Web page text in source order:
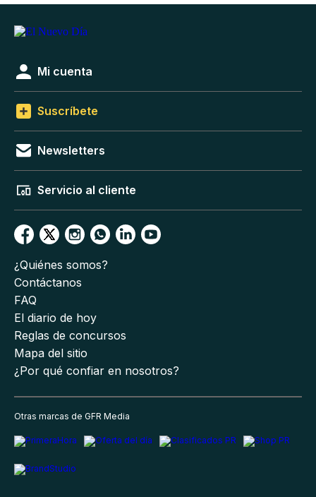
Mi cuenta
Suscríbete
Newsletters
Servicio al cliente
¿Quiénes somos?
Contáctanos
FAQ
El diario de hoy
Reglas de concursos
Mapa del sitio
¿Por qué confiar en nosotros?
Otras marcas de GFR Media